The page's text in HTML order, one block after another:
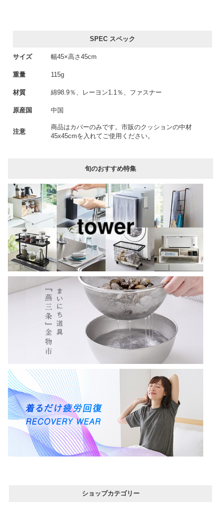
SPEC スペック
サイズ 幅45×高さ45cm
重量 115g
材質 綿98.9％、レーヨン1.1％、ファスナー
原産国 中国
注意
商品はカバーのみです。市販のクッションの中材
45x45cmを入れてご使用ください。
旬のおすすめ特集
ショップカテゴリー